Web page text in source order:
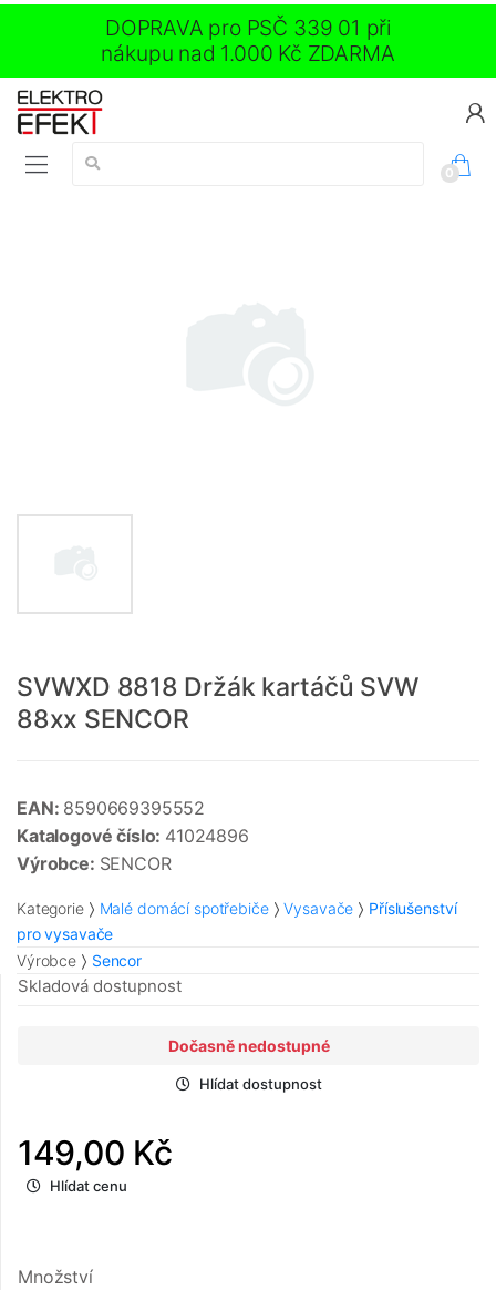
DOPRAVA pro PSČ 339 01 při
nákupu nad 1.000 Kč ZDARMA
Vyhledávání:
0
SVWXD 8818 Držák kartáčů SVW
88xx SENCOR
EAN: 8590669395552
Katalogové číslo: 41024896
Výrobce: SENCOR
Kategorie Malé domácí spotřebiče Vysavače
Příslušenství
pro vysavače
Výrobce
Sencor
Skladová dostupnost
Dočasně nedostupné
Hlídat dostupnost
149,00 Kč
Hlídat cenu
Množství